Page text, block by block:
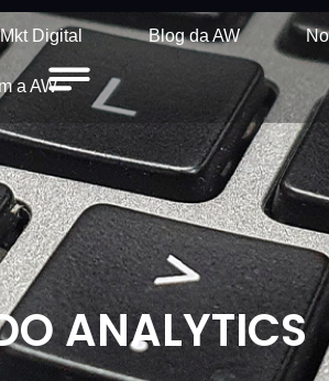
Digital Blog da AW
a AW
ANALYTICS